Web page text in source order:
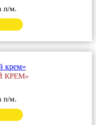
п/м.
КРЕМ»
п/м.